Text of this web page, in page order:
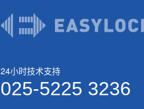
24小时技术支持
025-5225 3236